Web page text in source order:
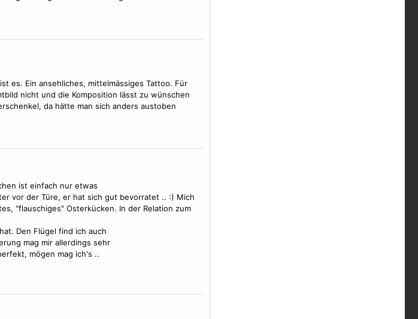
ist es. Ein ansehliches, mittelmässiges Tattoo. Für
nicht und die Komposition lässt zu wünschen
da hätte man sich anders austoben
ist einfach nur etwas
vor der Türe, er hat sich gut bevorratet .. :) Mich
"flauschiges" Osterkücken. In der Relation zum
Den Flügel find ich auch
mag mir allerdings sehr
mögen mag ich's ..